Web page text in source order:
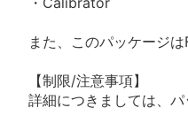
また、このパッケージ
【制限/注意事項】
詳細につきましては、